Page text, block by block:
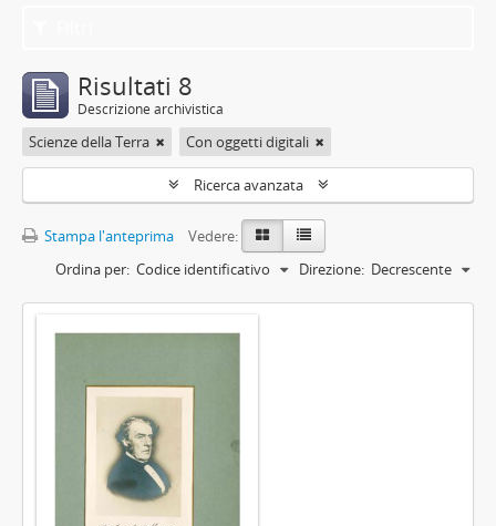
Risultati 8
Descrizione archivistica
Scienze della Terra Con oggetti digitali
Ricerca avanzata
Stampa l'anteprima
Vedere:
Ordina per: Codice identificativo Direzione: Decrescente